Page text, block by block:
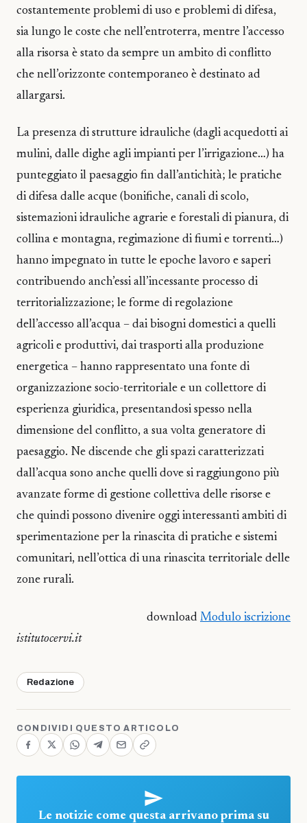
costantemente problemi di uso e problemi di difesa,
sia lungo le coste che nell’entroterra, mentre l’accesso
alla risorsa è stato da sempre un ambito di conflitto
che nell’orizzonte contemporaneo è destinato ad
allargarsi.
La presenza di strutture idrauliche (dagli acquedotti ai
mulini, dalle dighe agli impianti per l’irrigazione…) ha
punteggiato il paesaggio fin dall’antichità; le pratiche
di difesa dalle acque (bonifiche, canali di scolo,
sistemazioni idrauliche agrarie e forestali di pianura, di
collina e montagna, regimazione di fiumi e torrenti…)
hanno impegnato in tutte le epoche lavoro e saperi
contribuendo anch’essi all’incessante processo di
territorializzazione; le forme di regolazione
dell’accesso all’acqua – dai bisogni domestici a quelli
agricoli e produttivi, dai trasporti alla produzione
energetica – hanno rappresentato una fonte di
organizzazione socio-territoriale e un collettore di
esperienza giuridica, presentandosi spesso nella
dimensione del conflitto, a sua volta generatore di
paesaggio. Ne discende che gli spazi caratterizzati
dall’acqua sono anche quelli dove si raggiungono più
avanzate forme di gestione collettiva delle risorse e
che quindi possono divenire oggi interessanti ambiti di
sperimentazione per la rinascita di pratiche e sistemi
comunitari, nell’ottica di una rinascita territoriale delle
zone rurali.
download Modulo iscrizione
istitutocervi.it
Redazione
CONDIVIDI QUESTO ARTICOLO
Le notizie come questa arrivano prima su